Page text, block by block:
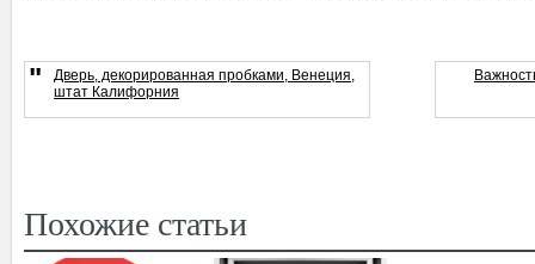
"
Дверь, декорированная пробками, Венеция,
штат Калифорния
Похожие статьи